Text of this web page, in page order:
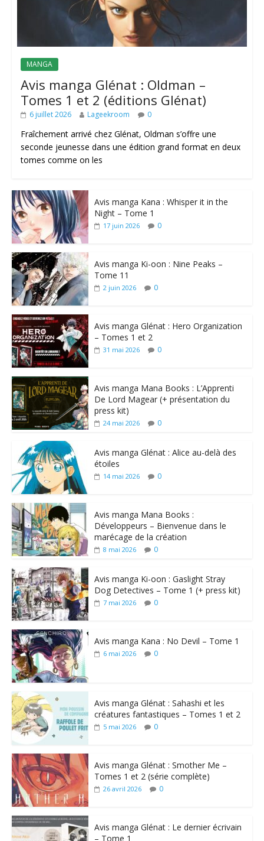
MANGA
Avis manga Glénat : Oldman –
Tomes 1 et 2 (éditions Glénat)
6 juillet 2026 Lageekroom 0
Fraîchement arrivé chez Glénat, Oldman s’offre une
seconde jeunesse dans une édition grand format en deux
tomes comme on les
Avis manga Kana : Whisper it in the
Night – Tome 1
17 juin 2026 0
Avis manga Ki-oon : Nine Peaks –
Tome 11
2 juin 2026 0
Avis manga Glénat : Hero Organization
– Tomes 1 et 2
31 mai 2026 0
Avis manga Mana Books : L’Apprenti
De Lord Magear (+ présentation du
press kit)
24 mai 2026 0
Avis manga Glénat : Alice au-delà des
étoiles
14 mai 2026 0
Avis manga Mana Books :
Développeurs – Bienvenue dans le
marécage de la création
8 mai 2026 0
Avis manga Ki-oon : Gaslight Stray
Dog Detectives – Tome 1 (+ press kit)
7 mai 2026 0
Avis manga Kana : No Devil – Tome 1
6 mai 2026 0
Avis manga Glénat : Sahashi et les
créatures fantastiques – Tomes 1 et 2
5 mai 2026 0
Avis manga Glénat : Smother Me –
Tomes 1 et 2 (série complète)
26 avril 2026 0
Avis manga Glénat : Le dernier écrivain
– Tome 1